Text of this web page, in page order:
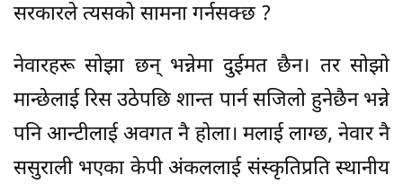
सरकारले त्यसको सामना गर्नसक्छ ?
नेवारहरू सोझा छन् भन्नेमा दुईमत छैन। तर सोझो
मान्छेलाई रिस उठेपछि शान्त पार्न सजिलो हुनेछैन भन्ने
पनि आन्टीलाई अवगत नै होला। मलाई लाग्छ, नेवार नै
ससुराली भएका केपी अंकललाई संस्कृतिप्रति स्थानीय